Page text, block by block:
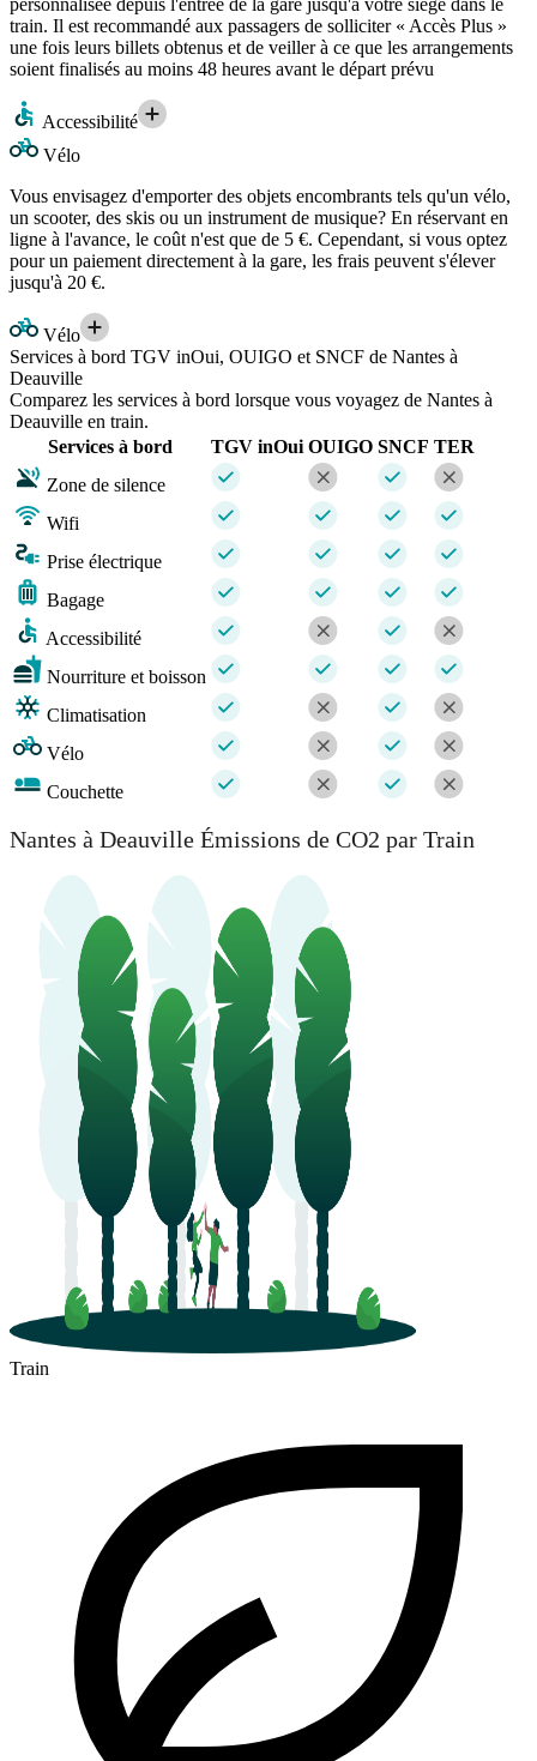
train. Il est recommandé aux passagers de solliciter « Accès Plus »
une fois leurs billets obtenus et de veiller à ce que les arrangements
soient finalisés au moins 48 heures avant le départ prévu
Accessibilité
Vélo
Vous envisagez d'emporter des objets encombrants tels qu'un vélo,
un scooter, des skis ou un instrument de musique? En réservant en
ligne à l'avance, le coût n'est que de 5 €. Cependant, si vous optez
pour un paiement directement à la gare, les frais peuvent s'élever
jusqu'à 20 €.
Vélo
Services à bord TGV inOui, OUIGO et SNCF de Nantes à
Deauville
Comparez les services à bord lorsque vous voyagez de Nantes à
Deauville en train.
Services à bord
TGV inOui OUIGO SNCF TER
Zone de silence
Wifi
Prise électrique
Bagage
Accessibilité
Nourriture et boisson
Climatisation
Vélo
Couchette
Nantes à Deauville Émissions de CO2 par Train
Train